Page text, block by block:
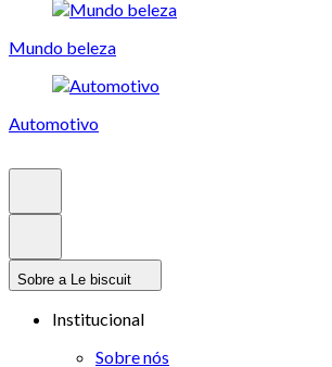
Mundo beleza
Automotivo
Sobre a Le biscuit
Institucional
Sobre nós